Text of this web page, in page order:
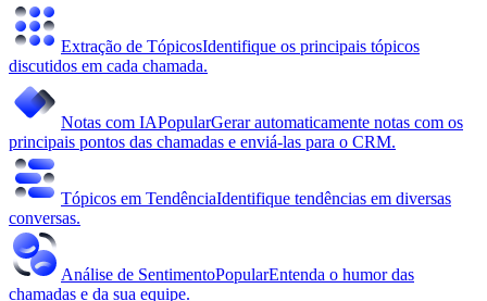
Extração de TópicosIdentifique os principais tópicos
discutidos em cada chamada.
Notas com IAPopularGerar automaticamente notas com os
principais pontos das chamadas e enviá-las para o CRM.
Tópicos em TendênciaIdentifique tendências em diversas
conversas.
Análise de SentimentoPopularEntenda o humor das
chamadas e da sua equipe.